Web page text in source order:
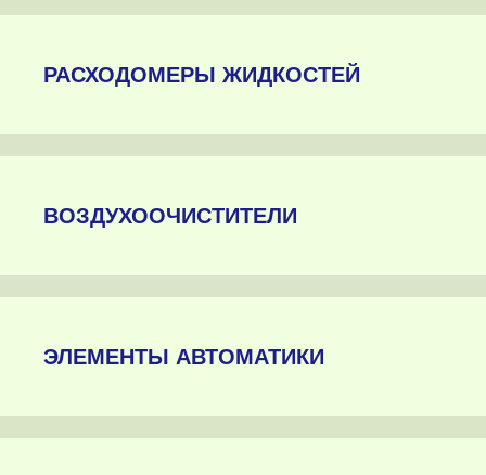
РАСХОДОМЕРЫ ЖИДКОСТЕЙ
ВОЗДУХООЧИСТИТЕЛИ
ЭЛЕМЕНТЫ АВТОМАТИКИ